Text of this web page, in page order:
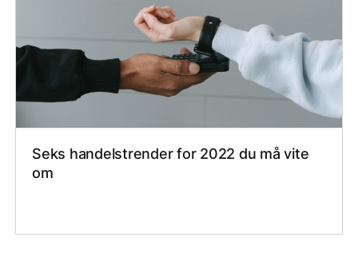
Seks handelstrender for 2022 du må vite
om